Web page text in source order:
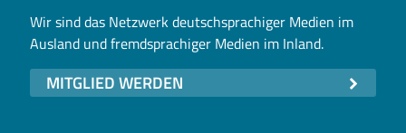
Wir sind das Netzwerk deutschsprachiger Medien im
Ausland und fremdsprachiger Medien im Inland.
MITGLIED WERDEN